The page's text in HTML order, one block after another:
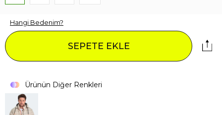
Hangi Bedenim?
SEPETE EKLE
Ürünün Diğer Renkleri